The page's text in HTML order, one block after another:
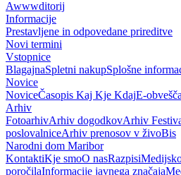
Awwwditorij
Informacije
Prestavljene in odpovedane prireditve
Novi termini
Vstopnice
BlagajnaSpletni nakupSplošne
Novice
NoviceČasopis Kaj Kje KdajE-
Arhiv
FotoarhivArhiv dogodkovArhiv
poslovalniceArhiv prenosov v živoBis
Narodni dom Maribor
KontaktiKje smoO nasRazpisi
poročilaInformacije javnega značaja